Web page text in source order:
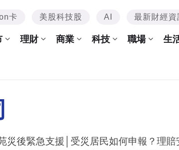
卡 美股科技股 AI 最新財經資
理財 商業 科技 職場 生
災後緊急支援│受災居民如何申報？理賠